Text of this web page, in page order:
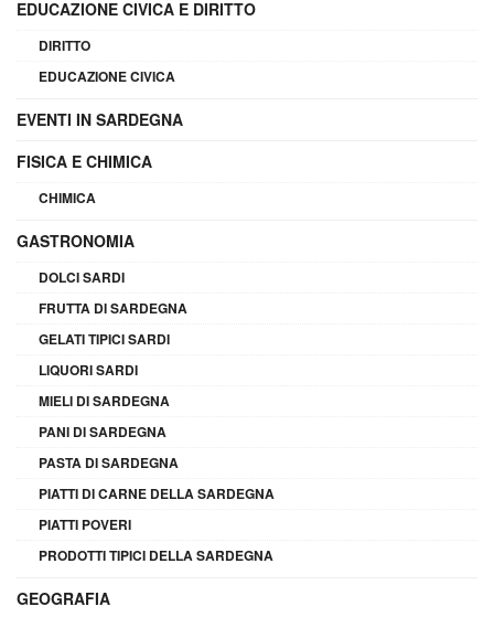
EDUCAZIONE CIVICA E DIRITTO
DIRITTO
EDUCAZIONE CIVICA
EVENTI IN SARDEGNA
FISICA E CHIMICA
CHIMICA
GASTRONOMIA
DOLCI SARDI
FRUTTA DI SARDEGNA
GELATI TIPICI SARDI
LIQUORI SARDI
MIELI DI SARDEGNA
PANI DI SARDEGNA
PASTA DI SARDEGNA
PIATTI DI CARNE DELLA SARDEGNA
PIATTI POVERI
PRODOTTI TIPICI DELLA SARDEGNA
GEOGRAFIA